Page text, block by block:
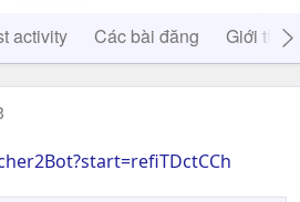
activity Các bài đăng Giới thiệu